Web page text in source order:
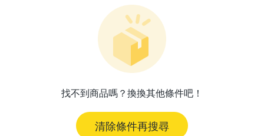
找不到商品嗎？換換其他條件吧！
清除條件再搜尋